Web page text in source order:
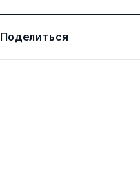
Поделиться